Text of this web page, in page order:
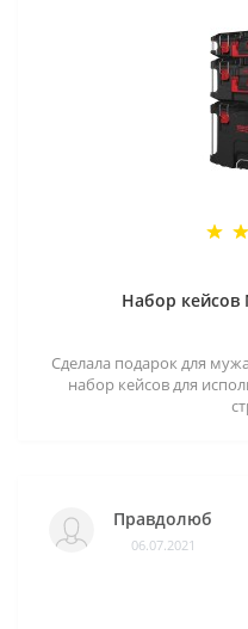
Набор кейсов
Сделала подарок для
набор кейсов для
Правдолюб
06.07.2021